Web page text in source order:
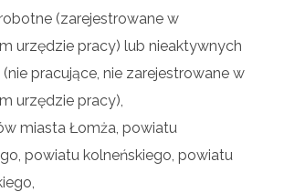
(zarejestrowane w
urzędzie pracy) lub nieaktywnych
pracujące, nie zarejestrowane w
urzędzie pracy),
miasta Łomża, powiatu
powiatu kolneńskiego, powiatu